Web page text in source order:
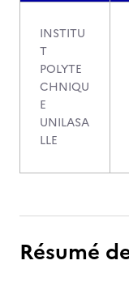
INSTITU
T
POLYTE
CHNIQU
E
UNILASA
LLE
Résumé